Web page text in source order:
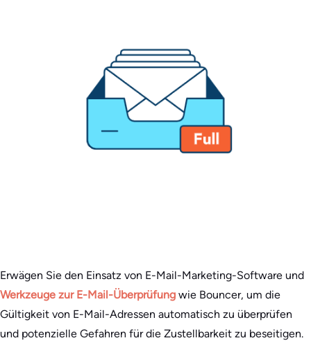
Erwägen Sie den Einsatz von E-Mail-Marketing-Software und
Werkzeuge zur E-Mail-Überprüfung wie Bouncer, um die
Gültigkeit von E-Mail-Adressen automatisch zu überprüfen
und potenzielle Gefahren für die Zustellbarkeit zu beseitigen.